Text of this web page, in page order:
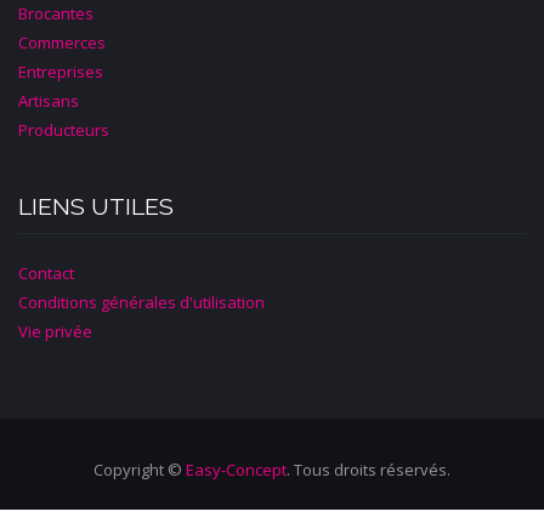
Brocantes
Commerces
Entreprises
Artisans
Producteurs
LIENS UTILES
Contact
Conditions générales d'utilisation
Vie privée
Copyright © Easy-Concept. Tous droits réservés.